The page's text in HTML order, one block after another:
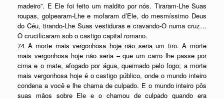
madeiro”. E Ele foi feito um maldito por nós. Tiraram-Lhe Suas
roupas, golpearam-Lhe e mofaram d’Ele, do mesmíssimo Deus
do Céu, tirando-Lhe Suas vestiduras e cravando-O numa cruz…
O crucificaram sob o castigo capital romano.
74 A morte mais vergonhosa hoje não seria um tiro. A morte
mais vergonhosa hoje não seria – que um carro lhe passe por
cima e o mate, afogado por água, queimado pelo fogo; a morte
mais vergonhosa hoje é o castigo público, onde o mundo inteiro
condena a você e lhe chama de culpado. E o mundo inteiro pôs
suas mãos sobre Ele e o chamou de culpado quando era